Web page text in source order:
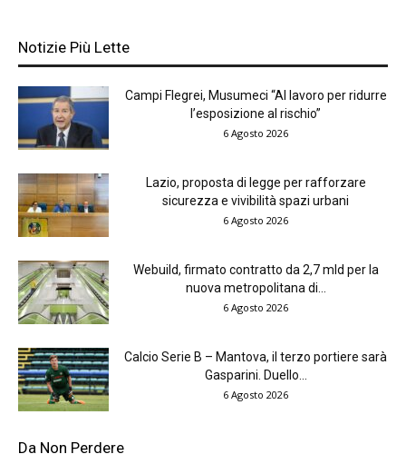
Notizie Più Lette
Campi Flegrei, Musumeci “Al lavoro per ridurre
l’esposizione al rischio”
6 Agosto 2026
Lazio, proposta di legge per rafforzare
sicurezza e vivibilità spazi urbani
6 Agosto 2026
Webuild, firmato contratto da 2,7 mld per la
nuova metropolitana di...
6 Agosto 2026
Calcio Serie B – Mantova, il terzo portiere sarà
Gasparini. Duello...
6 Agosto 2026
Da Non Perdere